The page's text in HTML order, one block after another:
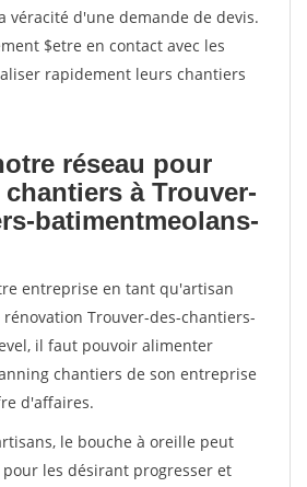
véracité d'une demande de devis.
$etre en contact avec les
rapidement leurs chantiers
réseau pour
à Trouver-
batimentmeolans-
entreprise en tant qu'artisan
Trouver-des-chantiers-
il faut pouvoir alimenter
chantiers de son entreprise
d'affaires.
le bouche à oreille peut
les désirant progresser et